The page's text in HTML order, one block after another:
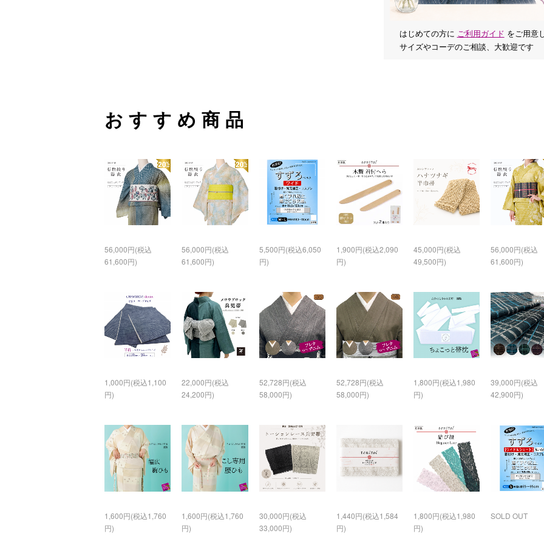
はじめての方に ご利用ガイド をご用意
サイズやコーデのご相談、大歓迎です
おすすめ商品
56,000円(税込
61,600円)
56,000円(税込
61,600円)
5,500円(税込6,050
円)
1,900円(税込2,090
円)
45,000円(税込
49,500円)
56,000円(税込
61,600円)
1,000円(税込1,100
円)
22,000円(税込
24,200円)
52,728円(税込
58,000円)
52,728円(税込
58,000円)
1,800円(税込1,980
円)
39,000円(税込
42,900円)
1,600円(税込1,760
円)
1,600円(税込1,760
円)
30,000円(税込
33,000円)
1,440円(税込1,584
円)
1,800円(税込1,980
円)
SOLD OUT